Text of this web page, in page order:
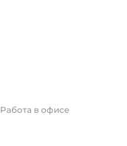
Работа в офисе